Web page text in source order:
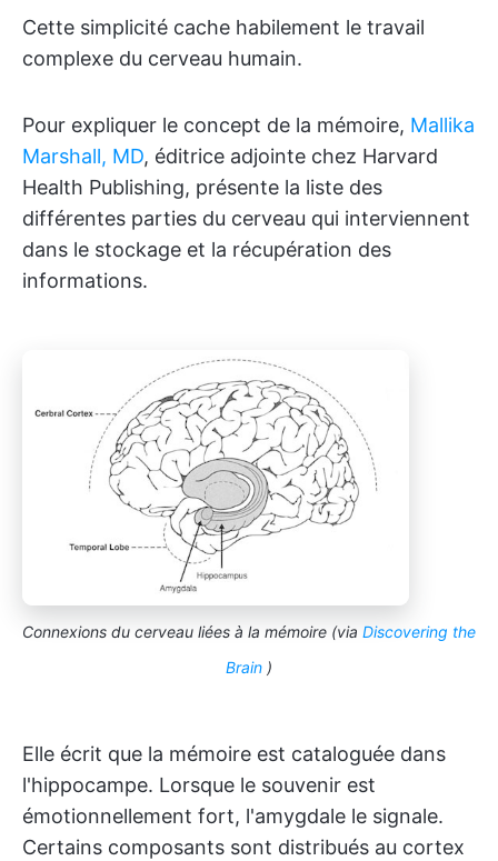
Cette simplicité cache habilement le travail
complexe du cerveau humain.
Pour expliquer le concept de la mémoire, Mallika
Marshall, MD, éditrice adjointe chez Harvard
Health Publishing, présente la liste des
différentes parties du cerveau qui interviennent
dans le stockage et la récupération des
informations.
Connexions du cerveau liées à la mémoire (via Discovering the
Brain )
Elle écrit que la mémoire est cataloguée dans
l'hippocampe. Lorsque le souvenir est
émotionnellement fort, l'amygdale le signale.
Certains composants sont distribués au cortex